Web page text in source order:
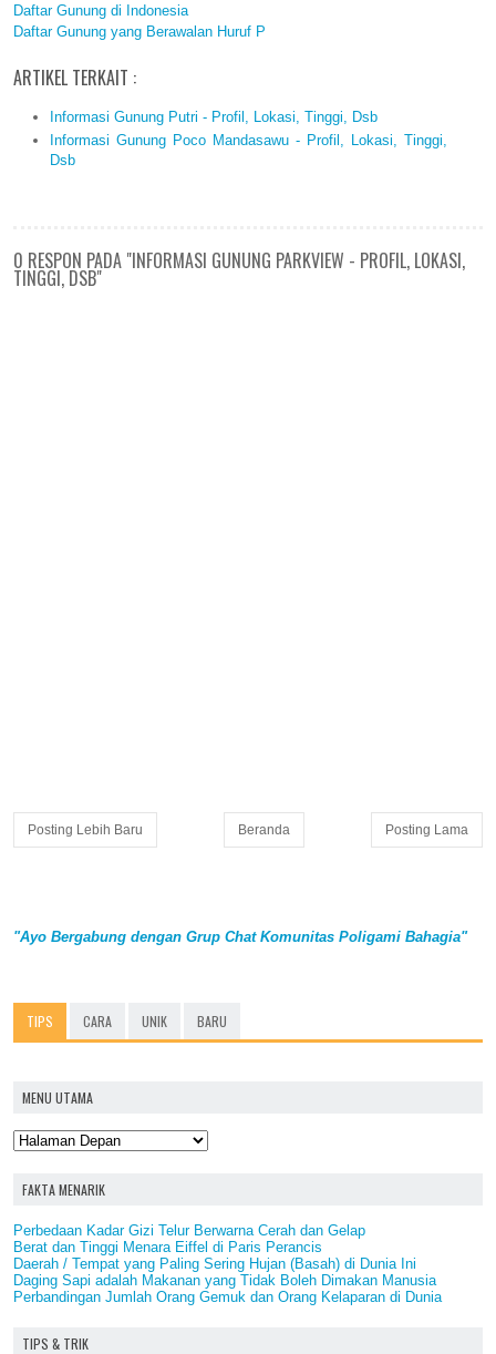
Daftar Gunung di Indonesia
Daftar Gunung yang Berawalan Huruf P
ARTIKEL TERKAIT :
Informasi Gunung Putri - Profil, Lokasi, Tinggi, Dsb
Informasi Gunung Poco Mandasawu - Profil, Lokasi, Tinggi,
Dsb
0 RESPON PADA "INFORMASI GUNUNG PARKVIEW - PROFIL, LOKASI,
TINGGI, DSB"
Posting Lebih Baru Posting Lama
Beranda
"Ayo Bergabung dengan Grup Chat Komunitas Poligami Bahagia"
TIPS CARA UNIK BARU
MENU UTAMA
FAKTA MENARIK
Perbedaan Kadar Gizi Telur Berwarna Cerah dan Gelap
Berat dan Tinggi Menara Eiffel di Paris Perancis
Daerah / Tempat yang Paling Sering Hujan (Basah) di Dunia Ini
Daging Sapi adalah Makanan yang Tidak Boleh Dimakan Manusia
Perbandingan Jumlah Orang Gemuk dan Orang Kelaparan di Dunia
TIPS & TRIK